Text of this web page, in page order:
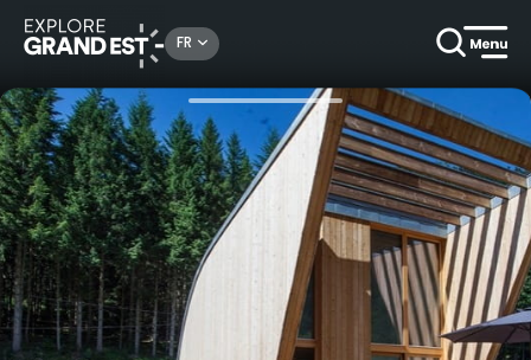
FR
Campings & locatifs de plein air Semaine en écolodge dans le Camping Verte Vallée